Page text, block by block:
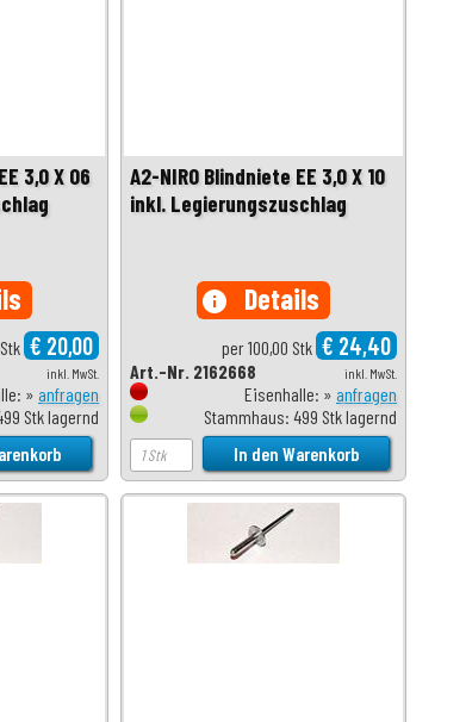
3,0 X 06
€ 20,00
inkl. MwSt.
» anfragen
Stk lagernd
A2-NIRO Blindniete EE 3,0 X 10
inkl. Legierungszuschlag
info Details
per 100,00 Stk € 24,40
inkl. MwSt.
Art.-Nr. 2162668
Eisenhalle: » anfragen
Stammhaus: 499 Stk lagernd